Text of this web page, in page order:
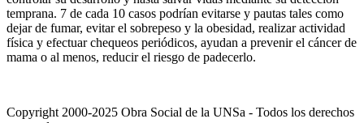
temprana. 7 de cada 10 casos podrían evitarse y pautas tales como
dejar de fumar, evitar el sobrepeso y la obesidad, realizar actividad
física y efectuar chequeos periódicos, ayudan a prevenir el cáncer de
mama o al menos, reducir el riesgo de padecerlo.
Copyright 2000-2025 Obra Social de la UNSa - Todos los derechos